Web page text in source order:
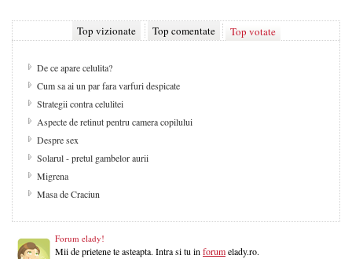
Top vizionate Top comentate Top votate
De ce apare celulita?
Cum sa ai un par fara varfuri despicate
Strategii contra celulitei
Aspecte de retinut pentru camera copilului
Despre sex
Solarul - pretul gambelor aurii
Migrena
Masa de Craciun
Forum elady!
Mii de prietene te asteapta. Intra si tu inforumelady.ro.